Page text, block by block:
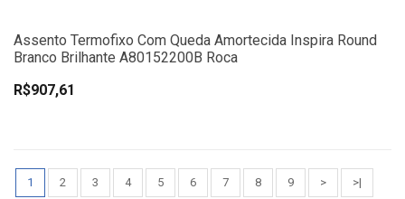
Assento Termofixo Com Queda Amortecida Inspira Round
Branco Brilhante A80152200B Roca
R$907,61
1 2 3 4 5 6 7 8 9 >
>|